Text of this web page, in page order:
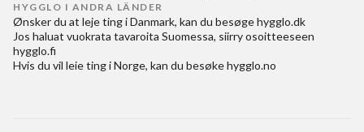
HYGGLO I ANDRA LÄNDER
Ønsker du at leje ting i Danmark, kan du besøgehygglo.dk
Jos haluat vuokrata tavaroita Suomessa, siirry osoitteeseen
hygglo.fi
Hvis du vil leie ting i Norge, kan du besøkehygglo.no